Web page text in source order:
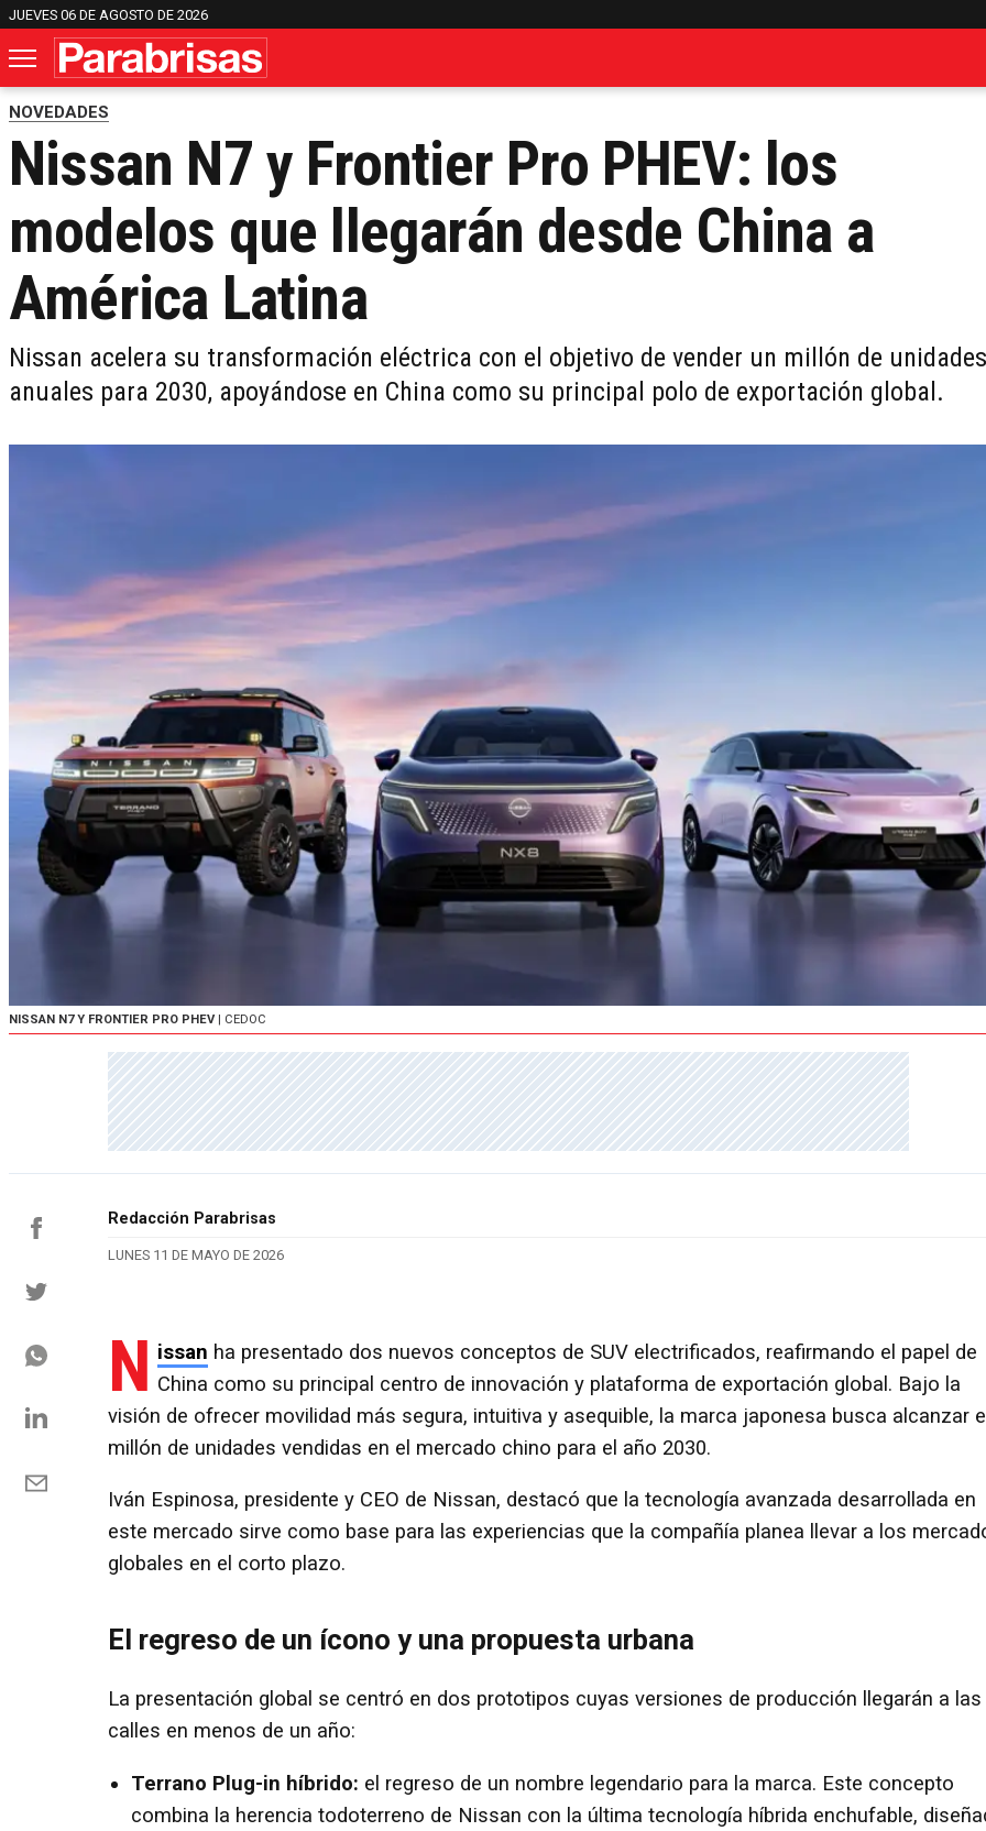
JUEVES 06 DE AGOSTO DE 2026
NOVEDADES
Nissan N7 y Frontier Pro PHEV: los
modelos que llegarán desde China a
América Latina
Nissan acelera su transformación eléctrica con el objetivo de vender un millón de unidades
anuales para 2030, apoyándose en China como su principal polo de exportación global.
NISSAN N7 Y FRONTIER PRO PHEV | CEDOC
Redacción Parabrisas
LUNES 11 DE MAYO DE 2026
N issan ha presentado dos nuevos conceptos de SUV electrificados, reafirmando el papel de
China como su principal centro de innovación y plataforma de exportación global. Bajo la
visión de ofrecer movilidad más segura, intuitiva y asequible, la marca japonesa busca alcanzar
millón de unidades vendidas en el mercado chino para el año 2030.
Iván Espinosa, presidente y CEO de Nissan, destacó que la tecnología avanzada desarrollada en
este mercado sirve como base para las experiencias que la compañía planea llevar a los
globales en el corto plazo.
El regreso de un ícono y una propuesta urbana
La presentación global se centró en dos prototipos cuyas versiones de producción llegarán a las
calles en menos de un año:
Terrano Plug-in híbrido: el regreso de un nombre legendario para la marca. Este concepto
combina la herencia todoterreno de Nissan con la última tecnología híbrida enchufable,